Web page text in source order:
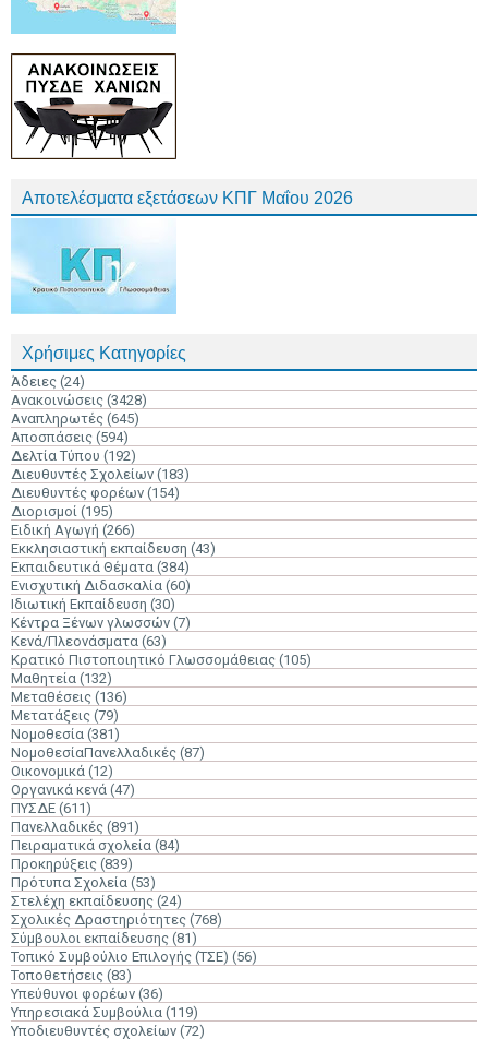
Αποτελέσματα εξετάσεων ΚΠΓ Μαΐου 2026
Χρήσιμες Κατηγορίες
Άδειες (24)
Ανακοινώσεις (3428)
Αναπληρωτές (645)
Αποσπάσεις (594)
Δελτία Τύπου (192)
Διευθυντές Σχολείων (183)
Διευθυντές φορέων (154)
Διορισμοί (195)
Ειδική Αγωγή (266)
Εκκλησιαστική εκπαίδευση (43)
Εκπαιδευτικά Θέματα (384)
Ενισχυτική Διδασκαλία (60)
Ιδιωτική Εκπαίδευση (30)
Κέντρα Ξένων γλωσσών (7)
Κενά/Πλεονάσματα (63)
Κρατικό Πιστοποιητικό Γλωσσομάθειας (105)
Μαθητεία (132)
Μεταθέσεις (136)
Μετατάξεις (79)
Νομοθεσία (381)
ΝομοθεσίαΠανελλαδικές (87)
Οικονομικά (12)
Οργανικά κενά (47)
ΠΥΣΔΕ (611)
Πανελλαδικές (891)
Πειραματικά σχολεία (84)
Προκηρύξεις (839)
Πρότυπα Σχολεία (53)
Στελέχη εκπαίδευσης (24)
Σχολικές Δραστηριότητες (768)
Σύμβουλοι εκπαίδευσης (81)
Τοπικό Συμβούλιο Επιλογής (ΤΣΕ) (56)
Τοποθετήσεις (83)
Υπεύθυνοι φορέων (36)
Υπηρεσιακά Συμβούλια (119)
Υποδιευθυντές σχολείων (72)